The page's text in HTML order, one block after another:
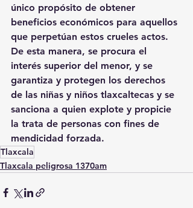
único propósito de obtener
beneficios económicos para aquellos
que perpetúan estos crueles actos.
De esta manera, se procura el
interés superior del menor, y se
garantiza y protegen los derechos
de las niñas y niños tlaxcaltecas y se
sanciona a quien explote y propicie
la trata de personas con fines de
mendicidad forzada.
Tlaxcala
Tlaxcala peligrosa 1370am